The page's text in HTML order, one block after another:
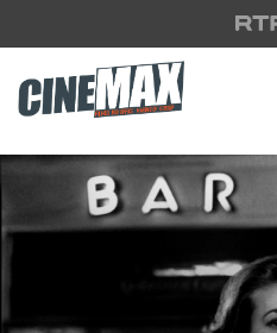
Saltar para o conteúdo principal